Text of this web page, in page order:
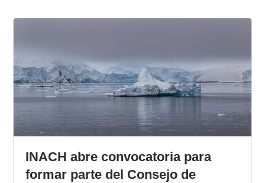
GALERIA DE FOTOS
INACH abre convocatoria para
formar parte del Consejo de